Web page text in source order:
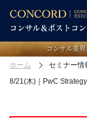
コンサル業
ホーム セミナー情
8/21(木)｜PwC